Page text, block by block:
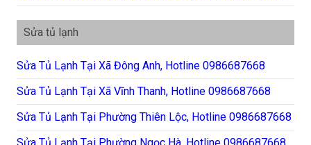
Sửa tủ lạnh
Sửa Tủ Lạnh Tại Xã Đông Anh, Hotline 0986687668
Sửa Tủ Lạnh Tại Xã Vĩnh Thanh, Hotline 0986687668
Sửa Tủ Lạnh Tại Phường Thiên Lộc, Hotline 0986687668